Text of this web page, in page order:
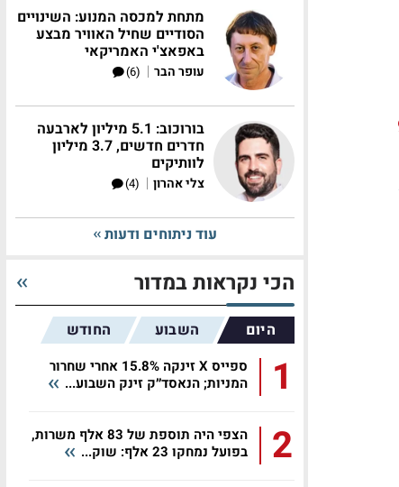
מתחת למכסה המנוע: השינויים
הסודיים שחיל האוויר מבצע
באפאצ'י האמריקאי
עופר הבר |
(6)
בורוכוב: 5.1 מיליון לארבעה
חדרים חדשים, 3.7 מיליון
לוותיקים
צלי אהרון |
(4)
עוד ניתוחים ודעות
הכי נקראות במדור
היום השבוע החודש
1
ספייס X זינקה 15.8% אחרי שחרור
המניות; הנאסד״ק זינק השבוע...
2
הצפי היה תוספת של 83 אלף משרות,
בפועל נמחקו 23 אלף: שוק...